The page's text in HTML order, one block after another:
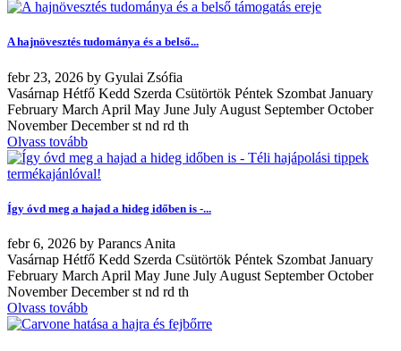
A hajnövesztés tudománya és a belső...
febr 23, 2026 by Gyulai Zsófia
Vasárnap Hétfő Kedd Szerda Csütörtök Péntek Szombat January
February March April May June July August September October
November December st nd rd th
Olvass tovább
Így óvd meg a hajad a hideg időben is -...
febr6, 2026 by Parancs Anita
Vasárnap Hétfő Kedd Szerda Csütörtök Péntek Szombat January
February March April May June July August September October
November December st nd rd th
Olvass tovább